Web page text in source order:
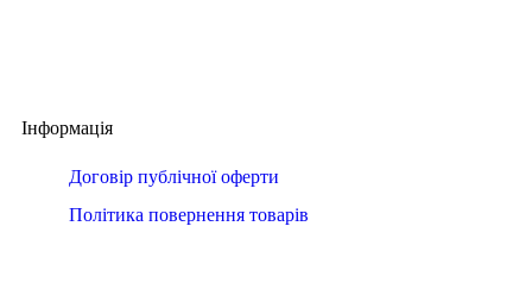
Інформація
Договір публічної оферти
Політика повернення товарів